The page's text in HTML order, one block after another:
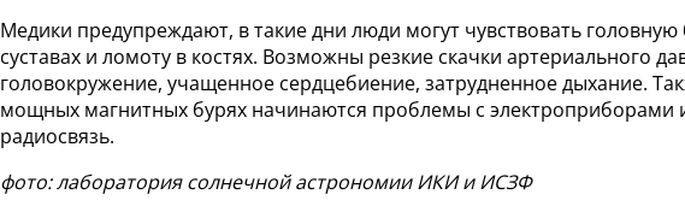
Медики предупреждают, в такие дни люди могут чувствовать головную
суставах и ломоту в костях. Возможны резкие скачки артериального
головокружение, учащенное сердцебиение, затрудненное дыхание.
мощных магнитных бурях начинаются проблемы с электроприборами
радиосвязь.
фото: лаборатория солнечной астрономии ИКИ и ИСЗФ